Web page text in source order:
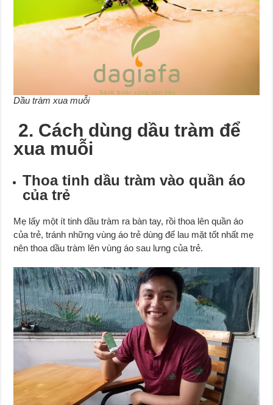
Dầu tràm xua muỗi
2. Cách dùng dầu tràm để
xua muỗi
Thoa tinh dầu tràm vào quần áo
của trẻ
Mẹ lấy một ít tinh dầu tràm ra bàn tay, rồi thoa lên quần áo
của trẻ, tránh những vùng áo trẻ dùng để lau mặt tốt nhất mẹ
nên thoa dầu tràm lên vùng áo sau lưng của trẻ.